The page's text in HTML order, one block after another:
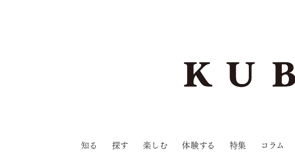
知る 探す 楽しむ 体験する 特集 コラム